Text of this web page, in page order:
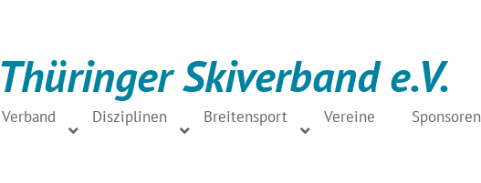
Thüringer Skiverband e.V.
Verband Disziplinen Breitensport Vereine Sponsoren